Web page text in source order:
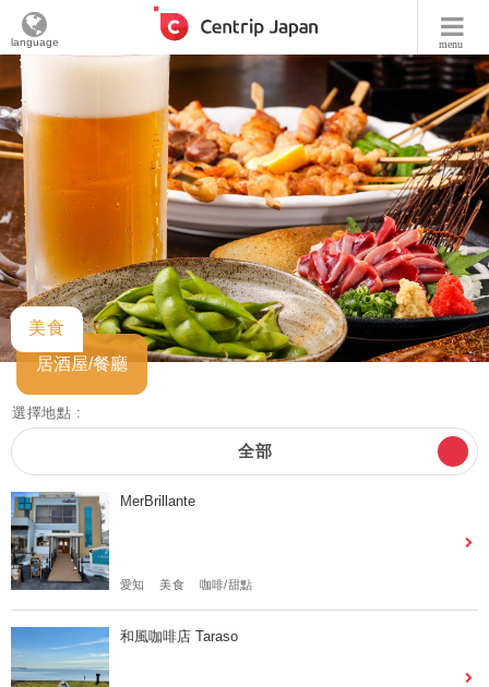
menu
language
美食
居酒屋/餐廳
選擇地點 :
全部
MerBrillante
愛知 美食 咖啡/甜點
和風咖啡店 Taraso